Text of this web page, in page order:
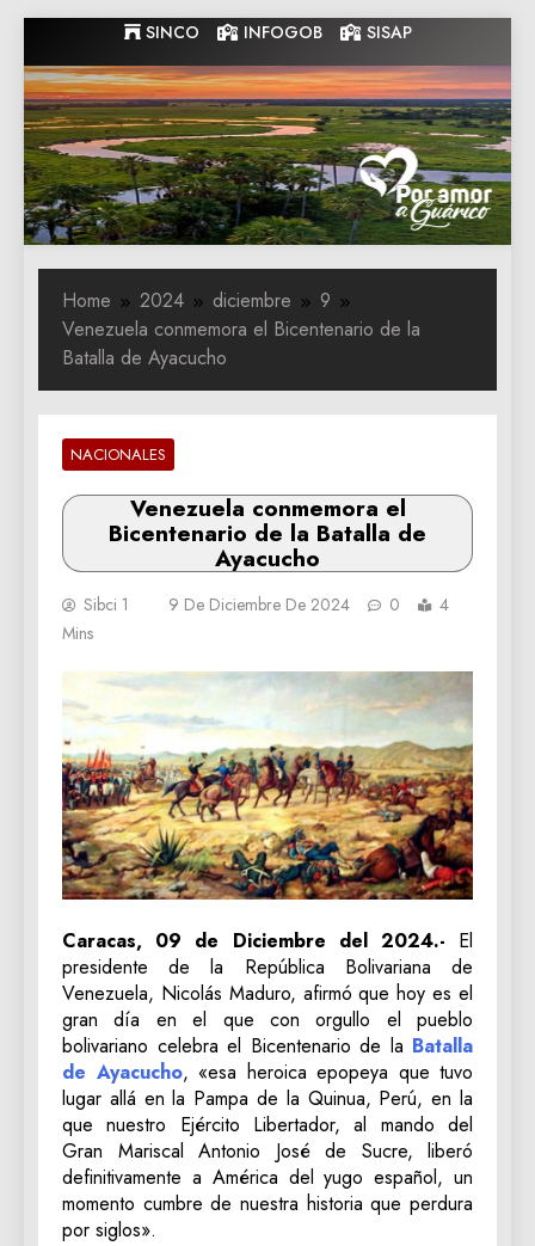
to
content
SINCO INFOGOB SISAP
Gobernacion
de Guarico
Gobernacion de Guarico
Home 2024 diciembre
9
Venezuela conmemora el Bicentenario de la
Batalla de Ayacucho
NACIONALES
Venezuela conmemora el
Bicentenario de la Batalla de
Ayacucho
Sibci 1 9 De Diciembre De 2024 0
4
Mins
Caracas, 09 de Diciembre del 2024.- El
presidente de la República Bolivariana de
Venezuela, Nicolás Maduro, afirmó que hoy es el
gran día en el que con orgullo el pueblo
bolivariano celebra el Bicentenario de la Batalla
de Ayacucho, «esa heroica epopeya que tuvo
lugar allá en la Pampa de la Quinua, Perú, en la
que nuestro Ejército Libertador, al mando del
Gran Mariscal Antonio José de Sucre, liberó
definitivamente a América del yugo español, un
momento cumbre de nuestra historia que perdura
por siglos».